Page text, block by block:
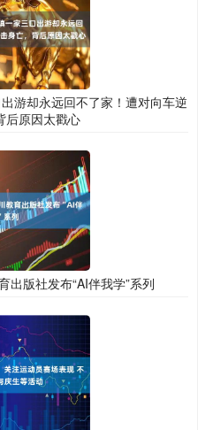
游却永远回不了家！遭对向车逆
后原因太戳心
出版社发布“AI伴我学”系列